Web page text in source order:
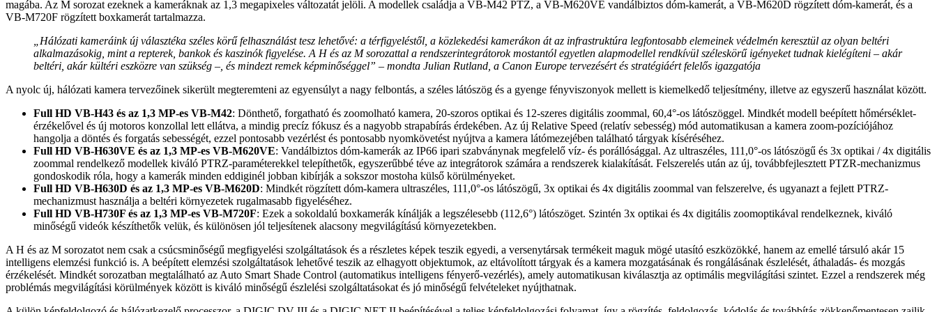
magába. Az M sorozat ezeknek a kameráknak az 1,3 megapixeles változatát jelöli. A modellek családja a VB-M42 PTZ, a VB-M620VE vandálbiztos dóm-kamerát, a VB-M620D rögzített dóm-kamerát, és a
VB-M720F rögzített boxkamerát tartalmazza.
„Hálózati kameráink új választéka széles körű felhasználást tesz lehetővé: a térfigyeléstől, a közlekedési kamerákon át az infrastruktúra legfontosabb elemeinek védelmén keresztül az olyan beltéri
alkalmazásokig, mint a repterek, bankok és kaszinók figyelése. A H és az M sorozattal a rendszerintegrátorok mostantól egyetlen alapmodellel rendkívül széleskörű igényeket tudnak kielégíteni – akár
beltéri, akár kültéri eszközre van szükség –, és mindezt remek képminőséggel” – mondta Julian Rutland, a Canon Europe tervezésért és stratégiáért felelős igazgatója
A nyolc új, hálózati kamera tervezőinek sikerült megteremteni az egyensúlyt a nagy felbontás, a széles látószög és a gyenge fényviszonyok mellett is kiemelkedő teljesítmény, illetve az egyszerű használat között.
Full HD VB-H43 és az 1,3 MP-es VB-M42: Dönthető, forgatható és zoomolható kamera, 20-szoros optikai és 12-szeres digitális zoommal, 60,4°-os látószöggel. Mindkét modell beépített hőmérséklet-
érzékelővel és új motoros konzollal lett ellátva, a mindig precíz fókusz és a nagyobb strapabírás érdekében. Az új Relative Speed (relatív sebesség) mód automatikusan a kamera zoom-pozíciójához
hangolja a döntés és forgatás sebességét, ezzel pontosabb vezérlést és pontosabb nyomkövetést nyújtva a kamera látómezejében található tárgyak kíséréséhez.
Full HD VB-H630VE és az 1,3 MP-es VB-M620VE: Vandálbiztos dóm-kamerák az IP66 ipari szabványnak megfelelő víz- és porállósággal. Az ultraszéles, 111,0°-os látószögű és 3x optikai / 4x digitális
zoommal rendelkező modellek kiváló PTRZ-paraméterekkel telepíthetők, egyszerűbbé téve az integrátorok számára a rendszerek kialakítását. Felszerelés után az új, továbbfejlesztett PTZR-mechanizmus
gondoskodik róla, hogy a kamerák minden eddiginél jobban kibírják a sokszor mostoha külső körülményeket.
Full HD VB-H630D és az 1,3 MP-es VB-M620D: Mindkét rögzített dóm-kamera ultraszéles, 111,0°-os látószögű, 3x optikai és 4x digitális zoommal van felszerelve, és ugyanazt a fejlett PTRZ-
mechanizmust használja a beltéri környezetek rugalmasabb figyeléséhez.
Full HD VB-H730F és az 1,3 MP-es VB-M720F: Ezek a sokoldalú boxkamerák kínálják a legszélesebb (112,6°) látószöget. Szintén 3x optikai és 4x digitális zoomoptikával rendelkeznek, kiváló
minőségű videók készíthetők velük, és különösen jól teljesítenek alacsony megvilágítású környezetekben.
A H és az M sorozatot nem csak a csúcsminőségű megfigyelési szolgáltatások és a részletes képek teszik egyedi, a versenytársak termékeit maguk mögé utasító eszközökké, hanem az emellé társuló akár 15
intelligens elemzési funkció is. A beépített elemzési szolgáltatások lehetővé teszik az elhagyott objektumok, az eltávolított tárgyak és a kamera mozgatásának és rongálásának észlelését, áthaladás- és mozgás
érzékelését. Mindkét sorozatban megtalálható az Auto Smart Shade Control (automatikus intelligens fényerő-vezérlés), amely automatikusan kiválasztja az optimális megvilágítási szintet. Ezzel a rendszerek még
problémás megvilágítási körülmények között is kiváló minőségű észlelési szolgáltatásokat és jó minőségű felvételeket nyújthatnak.